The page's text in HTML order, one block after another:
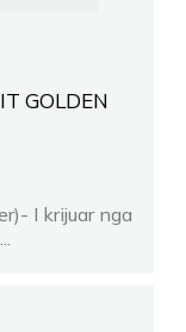
GOLDEN
I krijuar nga